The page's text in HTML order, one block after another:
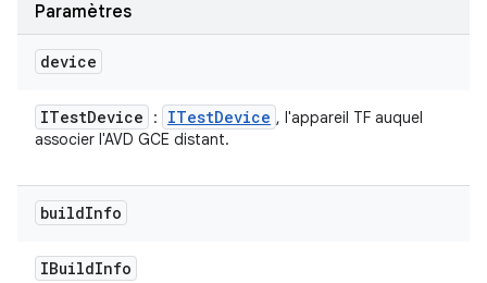
Paramètres
device
ITestDevice : ITestDevice , l'appareil TF auquel
associer l'AVD GCE distant.
buildInfo
IBuildInfo